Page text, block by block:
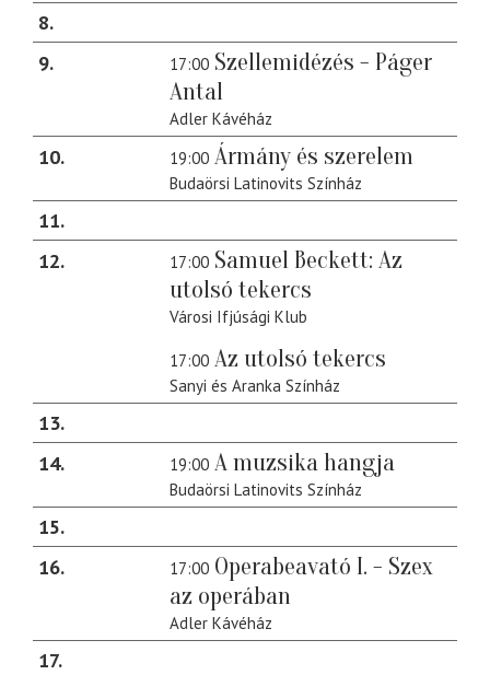
8
9
17:00 Szellemidézés - Páger
Antal
Adler Kávéház
10 19:00 Ármány és szerelem
Budaörsi Latinovits Színház
11
12
17:00 Samuel Beckett: Az
utolsó tekercs
Városi Ifjúsági Klub
17:00 Az utolsó tekercs
Sanyi és Aranka Színház
13
14
19:00 A muzsika hangja
Budaörsi Latinovits Színház
15
16
17:00 Operabeavató I. - Szex
az operában
Adler Kávéház
17